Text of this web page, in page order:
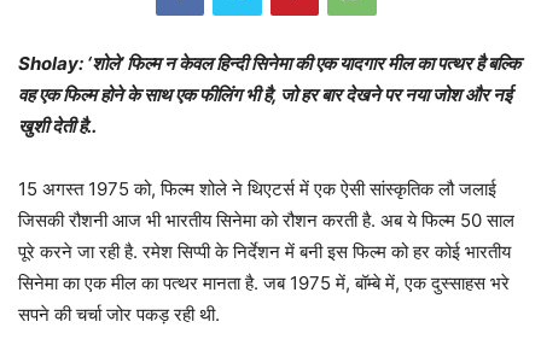
Sholay: ‘शोले’ फिल्म न केवल हिन्दी सिनेमा की एक यादगार मील का पत्थर है बल्कि
वह एक फिल्म होने के साथ एक फीलिंग भी है, जो हर बार देखने पर नया जोश और नई
खुशी देती है..
15 अगस्त 1975 को, फिल्म शोले ने थिएटर्स में एक ऐसी सांस्कृतिक लौ जलाई
जिसकी रौशनी आज भी भारतीय सिनेमा को रौशन करती है. अब ये फिल्म 50 साल
पूरे करने जा रही है. रमेश सिप्पी के निर्देशन में बनी इस फिल्म को हर कोई भारतीय
सिनेमा का एक मील का पत्थर मानता है. जब 1975 में, बॉम्बे में, एक दुस्साहस भरे
सपने की चर्चा जोर पकड़ रही थी.